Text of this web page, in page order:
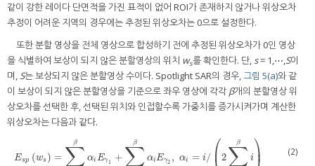
같이 강한 레이다 단면적을 가진 표적이 없어 ROI가 존재하지 않거나 위상오차
추정이 어려운 지역의 경우에는 추정된 위상오차는 0으로 설정한다.
또한 분할 영상을 전체 영상으로 합성하기 전에 추정된 위상오차가 0인 영상
을 식별하여 보상이 되지 않은 분할영상의 위치 ws를 확인한다. 단,s= 1,⋯,S이
며, S는 보상되지 않은 분할영상 수이다. Spotlight SAR의 경우,그림 5(a)와 같
이 보상이 되지 않은 분할영상을 기준으로 좌우 영상에 각각 β개의 분할영상 위
상오차를 선택한 후, 선택된 위치와 인접할수록 가중치를 증가시켜가며 계산한
위상오차는 다음과 같다.
Esp (ws ) = ∑
β
αi Eγ1 + ∑
β
αiEγ2 , αi = i/ ⎛
⎜2∑
β
i⎞⎟
Esp( s) i=1βαi Eγ1 +∑ 1βαiEγ2 αi= i/(2∑i =1 βi
(2)